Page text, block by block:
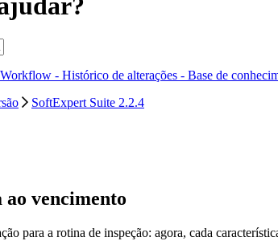
Workflow - Histórico de alterações - Base de
SoftExpert Suite 2.2.4
vencimento
para a rotina de inspeção: agora, cada